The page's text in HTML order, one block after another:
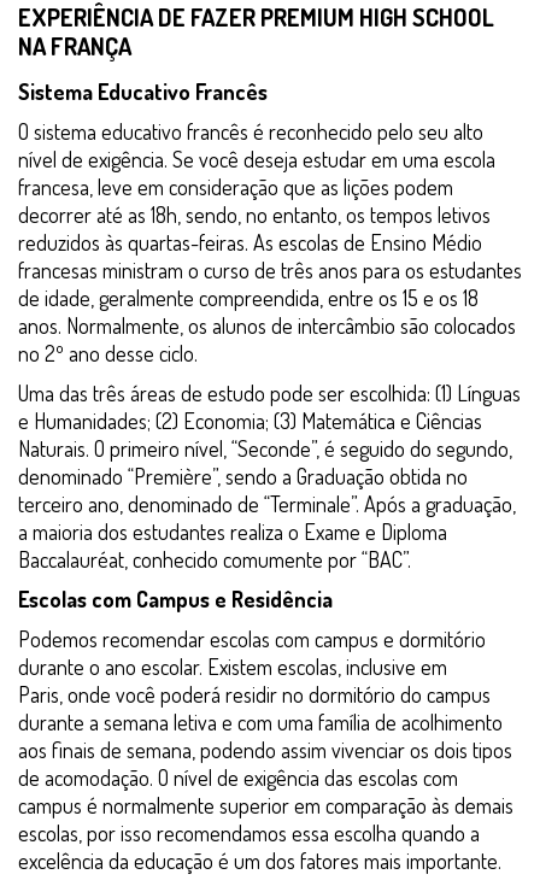
EXPERIÊNCIA DE FAZER PREMIUM HIGH SCHOOL
NA FRANÇA
Sistema Educativo Francês
O sistema educativo francês é reconhecido pelo seu alto
nível de exigência. Se você deseja estudar em uma escola
francesa, leve em consideração que as lições podem
decorrer até as 18h, sendo, no entanto, os tempos letivos
reduzidos às quartas-feiras. As escolas de Ensino Médio
francesas ministram o curso de três anos para os estudantes
de idade, geralmente compreendida, entre os 15 e os 18
anos. Normalmente, os alunos de intercâmbio são colocados
no 2º ano desse ciclo.
Uma das três áreas de estudo pode ser escolhida: (1) Línguas
e Humanidades; (2) Economia; (3) Matemática e Ciências
Naturais. O primeiro nível, “Seconde”, é seguido do segundo,
denominado “Première”, sendo a Graduação obtida no
terceiro ano, denominado de “Terminale”. Após a graduação,
a maioria dos estudantes realiza o Exame e Diploma
Baccalauréat, conhecido comumente por “BAC”.
Escolas com Campus e Residência
Podemos recomendar escolas com campus e dormitório
durante o ano escolar. Existem escolas, inclusive em
Paris, onde você poderá residir no dormitório do campus
durante a semana letiva e com uma família de acolhimento
aos finais de semana, podendo assim vivenciar os dois tipos
de acomodação. O nível de exigência das escolas com
campus é normalmente superior em comparação às demais
escolas, por isso recomendamos essa escolha quando a
excelência da educação é um dos fatores mais importante.